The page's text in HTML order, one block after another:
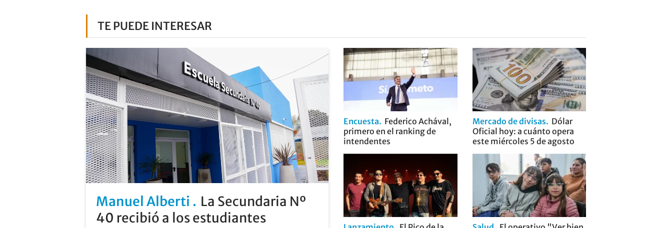
TE PUEDE INTERESAR
Manuel Alberti
La Secundaria Nº
40 recibió a los estudiantes
Encuesta
Federico Achával,
primero en el ranking de
intendentes
Mercado de divisas
Dólar
Oficial hoy: a cuánto opera
este miércoles 5 de agosto